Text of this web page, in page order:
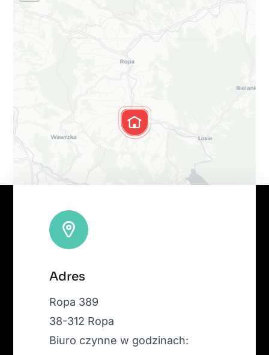
|Map tiles by
OpenStreetMap, under ODbL.
Adres
Ropa 389
38-312 Ropa
Biuro czynne w godzinach: